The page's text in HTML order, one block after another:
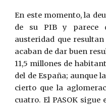
En este momento, la
de su PIB y parece
austeridad que
acaban de dar buen
11,5 millones de
del de España; aunque
cierto que la
cuatro. El PASOK sigue